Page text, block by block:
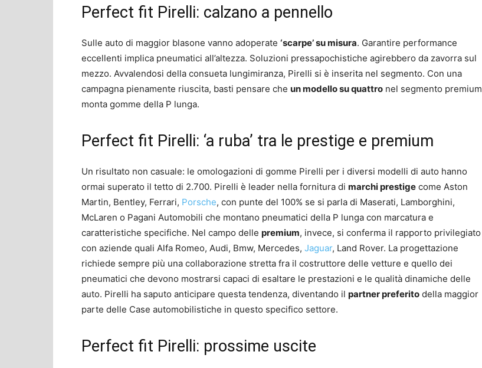
Perfect fit Pirelli: calzano a pennello
Sulle auto di maggior blasone vanno adoperate ‘scarpe’ su misura. Garantire performance
eccellenti implica pneumatici all’altezza. Soluzioni pressapochistiche agirebbero da zavorra sul
mezzo. Avvalendosi della consueta lungimiranza, Pirelli si è inserita nel segmento. Con una
campagna pienamente riuscita, basti pensare che un modello su quattro nel segmento premium
monta gomme della P lunga.
Perfect fit Pirelli: ‘a ruba’ tra le prestige e premium
Un risultato non casuale: le omologazioni di gomme Pirelli per i diversi modelli di auto hanno
ormai superato il tetto di 2.700. Pirelli è leader nella fornitura di marchi prestige come Aston
Martin, Bentley, Ferrari, Porsche, con punte del 100% se si parla di Maserati, Lamborghini,
McLaren o Pagani Automobili che montano pneumatici della P lunga con marcatura e
caratteristiche specifiche. Nel campo delle premium, invece, si conferma il rapporto privilegiato
con aziende quali Alfa Romeo, Audi, Bmw, Mercedes, Jaguar, Land Rover. La progettazione
richiede sempre più una collaborazione stretta fra il costruttore delle vetture e quello dei
pneumatici che devono mostrarsi capaci di esaltare le prestazioni e le qualità dinamiche delle
auto. Pirelli ha saputo anticipare questa tendenza, diventando il partner preferito della maggior
parte delle Case automobilistiche in questo specifico settore.
Perfect fit Pirelli: prossime uscite